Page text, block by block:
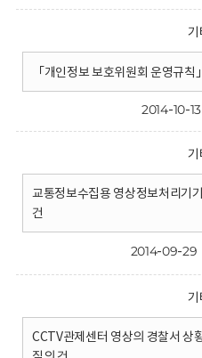
기
「개인정보 보호위원회 운영규
2014-10-13
기
교통정보수집용 영상정보처리기
건
2014-09-29
기
CCTV관제센터 영상의 경찰서 상